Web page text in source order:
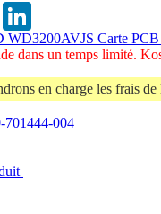
WhatsApp
WD3200AVJS Carte
dans un temps limité.
en charge les frais